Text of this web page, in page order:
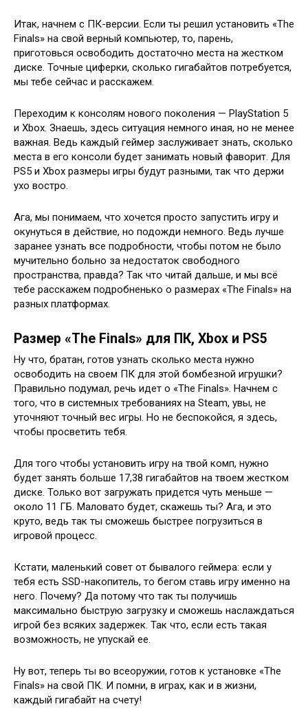
Итак, начнем с ПК-версии. Если ты решил установить «The
Finals» на свой верный компьютер, то, парень,
приготовься освободить достаточно места на жестком
диске. Точные циферки, сколько гигабайтов потребуется,
мы тебе сейчас и расскажем.
Переходим к консолям нового поколения — PlayStation 5
и Xbox. Знаешь, здесь ситуация немного иная, но не менее
важная. Ведь каждый геймер заслуживает знать, сколько
места в его консоли будет занимать новый фаворит. Для
PS5 и Xbox размеры игры будут разными, так что держи
ухо востро.
Ага, мы понимаем, что хочется просто запустить игру и
окунуться в действие, но подожди немного. Ведь лучше
заранее узнать все подробности, чтобы потом не было
мучительно больно за недостаток свободного
пространства, правда? Так что читай дальше, и мы всё
тебе расскажем подробненько о размерах «The Finals» на
разных платформах.
Размер «The Finals» для ПК, Xbox и PS5
Ну что, братан, готов узнать сколько места нужно
освободить на своем ПК для этой бомбезной игрушки?
Правильно подумал, речь идет о «The Finals». Начнем с
того, что в системных требованиях на Steam, увы, не
уточняют точный вес игры. Но не беспокойся, я здесь,
чтобы просветить тебя.
Для того чтобы установить игру на твой комп, нужно
будет занять больше 17,38 гигабайтов на твоем жестком
диске. Только вот загружать придется чуть меньше —
около 11 ГБ. Маловато будет, скажешь ты? Ага, и это
круто, ведь так ты сможешь быстрее погрузиться в
игровой процесс.
Кстати, маленький совет от бывалого геймера: если у
тебя есть SSD-накопитель, то бегом ставь игру именно на
него. Почему? Да потому что так ты получишь
максимально быструю загрузку и сможешь наслаждаться
игрой без всяких задержек. Так что, если есть такая
возможность, не упускай ее.
Ну вот, теперь ты во всеоружии, готов к установке «The
Finals» на свой ПК. И помни, в играх, как и в жизни,
каждый гигабайт на счету!